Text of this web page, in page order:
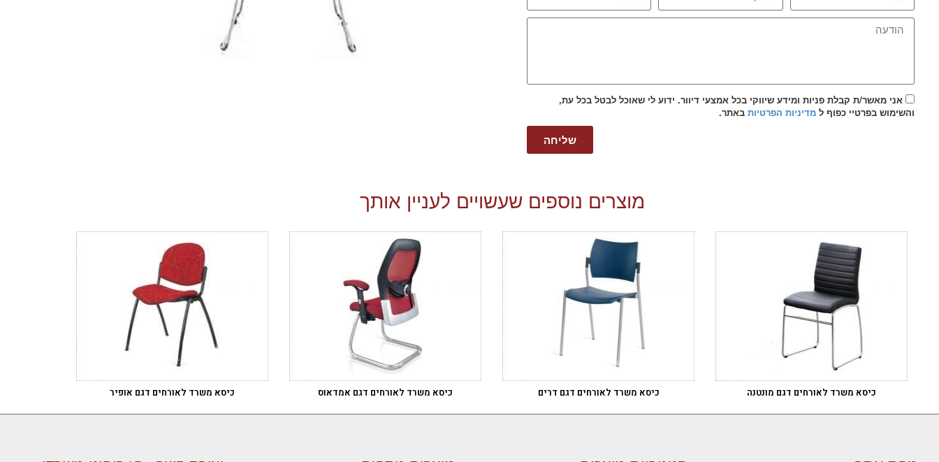
אני מאשר/ת קבלת פניות ומידע שיווקי בכל אמצעי דיוור. ידוע לי שאוכל לבטל בכל עת,
והשימוש בפרטיי כפוף ל מדיניות הפרטיות באתר.
שליחה
מוצרים נוספים שעשויים לעניין אותך
כיסא משרד לאורחים דגם מונטנה כיסא משרד לאורחים דגם דרים כיסא משרד לאורחים דגם אמדאוס כיסא משרד לאורחים דגם אופיר